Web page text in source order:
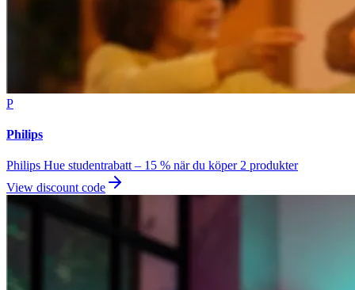
P
Philips
Philips Hue studentrabatt – 15 % när du köper 2 produkter
View discount code